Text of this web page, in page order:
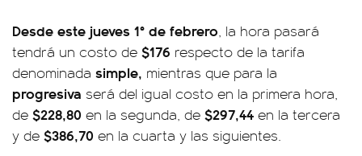
Desde este jueves 1° de febrero, la hora pasará
tendrá un costo de $176 respecto de la tarifa
denominada simple, mientras que para la
progresiva será del igual costo en la primera hora,
de $228,80 en la segunda, de $297,44 en la tercera
y de $386,70 en la cuarta y las siguientes.